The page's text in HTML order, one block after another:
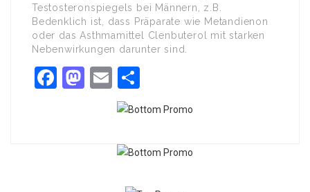
Testosteronspiegels bei Männern, z.B.
Bedenklich ist, dass Präparate wie Metandienon
oder das Asthmamittel Clenbuterol mit starken
Nebenwirkungen darunter sind.
Facebook
Mastodon
Email